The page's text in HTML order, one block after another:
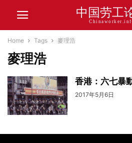
中国劳工
Home Tags 麥理浩
麥理浩
香港：六七暴
2017年5月6日